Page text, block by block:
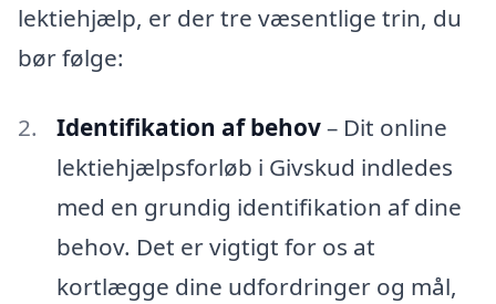
lektiehjælp, er der tre væsentlige trin, du
bør følge:
Identifikation af behov– Dit online
lektiehjælpsforløb i Givskud indledes
med en grundig identifikation af dine
behov. Det er vigtigt for os at
kortlægge dine udfordringer og mål,